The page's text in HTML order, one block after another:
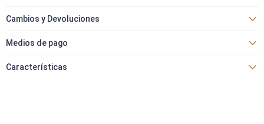
Cambios y Devoluciones
Medios de pago
Características